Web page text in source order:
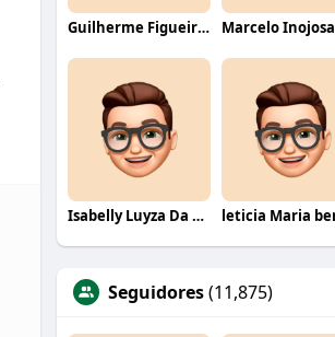
Guilherme Figueiredo Marcelo Inojosa
Isabelly Luyza Da Costa melo
Seguidores(11,875)